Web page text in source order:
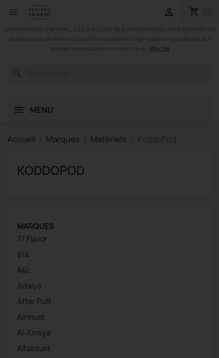
 shopping_cart (0)

Conformément à l'article L. 223-2 du Code de la consommation, vous êtes informé
de l'existence de la liste d'opposition au démarchage téléphonique Bloctel, sur
laquelle vous pouvez vous inscrire ici : Bloctel
search
MENU
Accueil Marques Matériels KoddoPod
KODDOPOD
MARQUES
77 Flavor
814
A&L
Adalya
After Puff
Airmust
Al-Kimiya
Alfaliquid